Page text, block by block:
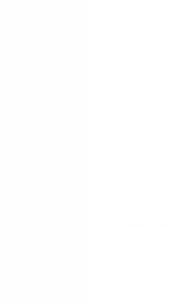
在苏州东
泥土与湖水气
口来说，是个